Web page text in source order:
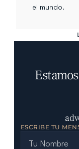
el mundo.
ESCRIBE TU